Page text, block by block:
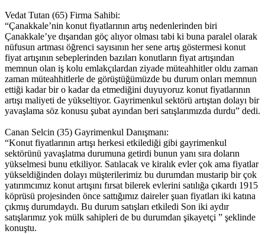
Vedat Tutan (65) Firma Sahibi:
“Çanakkale’nin konut fiyatlarının artış nedenlerinden biri
Çanakkale’ye dışarıdan göç alıyor olması tabi ki buna paralel olarak
nüfusun artması öğrenci sayısının her sene artış göstermesi konut
fiyat artışının sebeplerinden bazıları konutların fiyat artışından
memnun olan iş kolu emlakçılardan ziyade müteahhitler oldu zaman
zaman müteahhitlerle de görüştüğümüzde bu durum onları memnun
ettiği kadar bir o kadar da etmediğini duyuyoruz konut fiyatlarının
artışı maliyeti de yükseltiyor. Gayrimenkul sektörü artıştan dolayı bir
yavaşlama söz konusu şubat ayından beri satışlarımızda durdu” dedi.
Canan Selcin (35) Gayrimenkul Danışmanı:
“Konut fiyatlarının artışı herkesi etkilediği gibi gayrimenkul
sektörünü yavaşlatma durumuna getirdi bunun yanı sıra doların
yükselmesi bunu etkiliyor. Satılacak ve kiralık evler çok ama fiyatlar
yükseldiğinden dolayı müşterilerimiz bu durumdan mustarip bir çok
yatırımcımız konut artışını fırsat bilerek evlerini satılığa çıkardı 1915
köprüsü projesinden önce sattığımız daireler şuan fiyatları iki katına
çıkmış durumdaydı. Bu durum satışları etkiledi Son iki aydır
satışlarımız yok mülk sahipleri de bu durumdan şikayetçi ” şeklinde
konuştu.